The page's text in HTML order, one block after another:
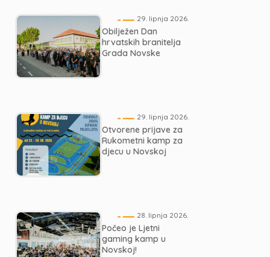
29. lipnja 2026.
Obilježen Dan
hrvatskih branitelja
Grada Novske
29. lipnja 2026.
Otvorene prijave za
Rukometni kamp za
djecu u Novskoj
28. lipnja 2026.
Počeo je Ljetni
gaming kamp u
Novskoj!